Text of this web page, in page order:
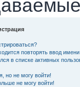
повторять ввод
в списке активных
но не могу войти!
не могу войти!